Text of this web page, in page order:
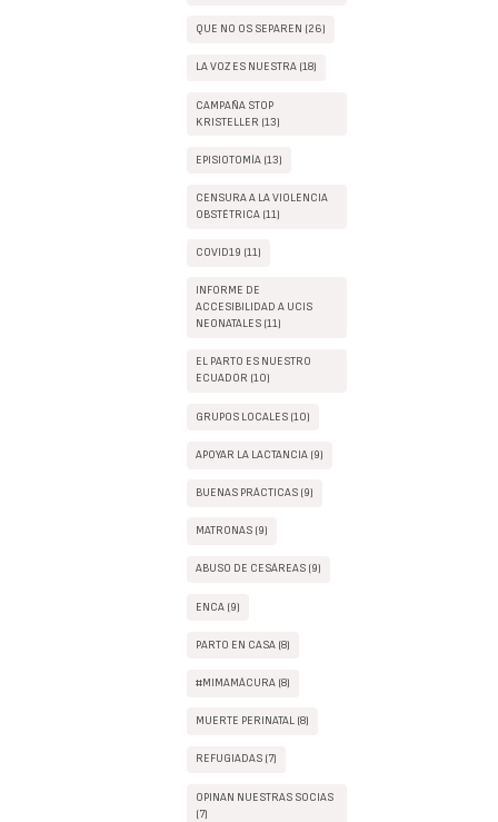
QUE NO OS SEPAREN (26)
LA VOZ ES NUESTRA (18)
CAMPAÑA STOP
KRISTELLER (13)
EPISIOTOMÍA (13)
CENSURA A LA VIOLENCIA
OBSTÉTRICA (11)
COVID19 (11)
INFORME DE
ACCESIBILIDAD A UCIS
NEONATALES (11)
EL PARTO ES NUESTRO
ECUADOR (10)
GRUPOS LOCALES (10)
APOYAR LA LACTANCIA (9)
BUENAS PRÁCTICAS (9)
MATRONAS (9)
ABUSO DE CESÁREAS (9)
ENCA (9)
PARTO EN CASA (8)
#MIMAMÁCURA (8)
MUERTE PERINATAL (8)
REFUGIADAS (7)
OPINAN NUESTRAS SOCIAS
(7)